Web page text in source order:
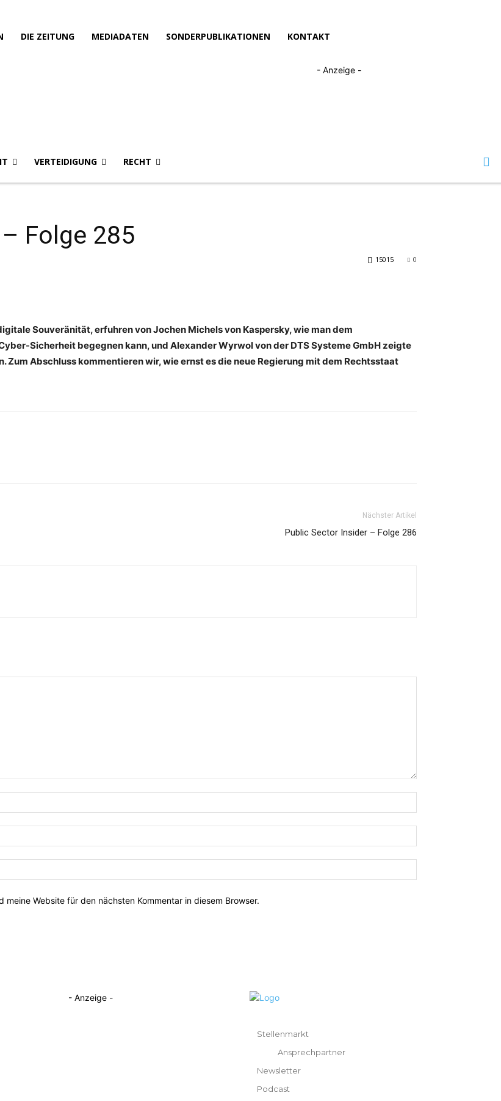
DIE ZEITUNG MEDIADATEN SONDERPUBLIKATIONEN KONTAKT
- Anzeige -
VERTEIDIGUNG RECHT
Folge 285
0
15015
Souveränität, erfuhren von Jochen Michels von Kaspersky, wie man dem
Sicherheit begegnen kann, und Alexander Wyrwol von der DTS Systeme GmbH zeigte
Abschluss kommentieren wir, wie ernst es die neue Regierung mit dem Rechtsstaat
Nächster Artikel
Public Sector Insider – Folge 286
Website für den nächsten Kommentar in diesem Browser.
- Anzeige -
Stellenmarkt
Ansprechpartner
Newsletter
Podcast